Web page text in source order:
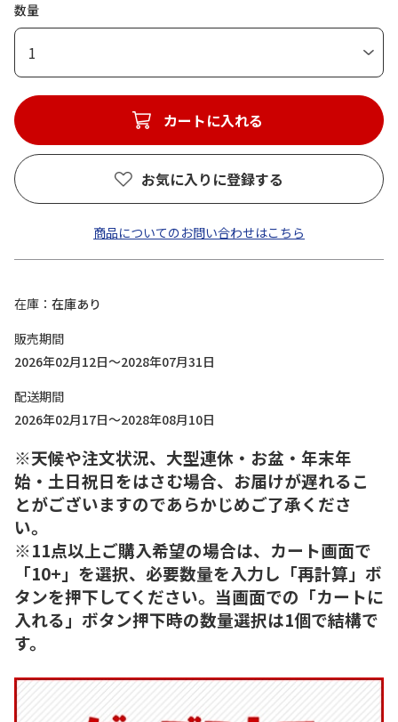
数量
1
カートに入れる
お気に入りに登録する
商品についてのお問い合わせはこちら
在庫
在庫あり
販売期間
2026年02月12日～2028年07月31日
配送期間
2026年02月17日～2028年08月10日
※天候や注文状況、大型連休・お盆・年末年
始・土日祝日をはさむ場合、お届けが遅れるこ
とがございますのであらかじめご了承くださ
い。
※11点以上ご購入希望の場合は、カート画面で
「10+」を選択、必要数量を入力し「再計算」ボ
タンを押下してください。当画面での「カートに
入れる」ボタン押下時の数量選択は1個で結構で
す。